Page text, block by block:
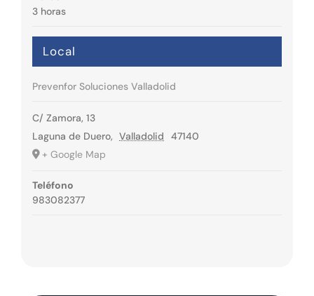
Local
Prevenfor Soluciones Valladolid
C/ Zamora, 13
Laguna de Duero, Valladolid
47140
+ Google Map
Teléfono
983082377
3 horas